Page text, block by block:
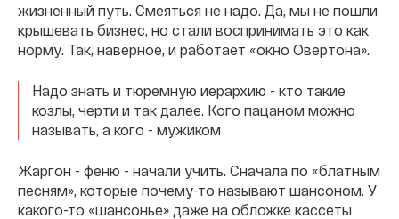
жизненный путь. Смеяться не надо. Да, мы не пошли
крышевать бизнес, но стали воспринимать это как
норму. Так, наверное, и работает «окно Овертона».
Надо знать и тюремную иерархию - кто такие
козлы, черти и так далее. Кого пацаном можно
называть, а кого - мужиком
Жаргон - феню - начали учить. Сначала по «блатным
песням», которые почему-то называют шансоном. У
какого-то «шансонье» даже на обложке кассеты